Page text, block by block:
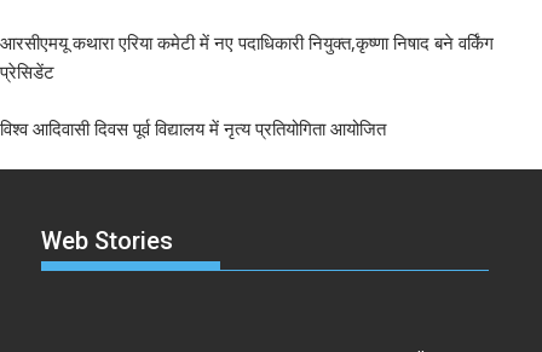
आरसीएमयू कथारा एरिया कमेटी में नए पदाधिकारी नियुक्त,कृष्णा निषाद बने वर्किंग
प्रेसिडेंट
विश्व आदिवासी दिवस पूर्व विद्यालय में नृत्य प्रतियोगिता आयोजित
Web Stories